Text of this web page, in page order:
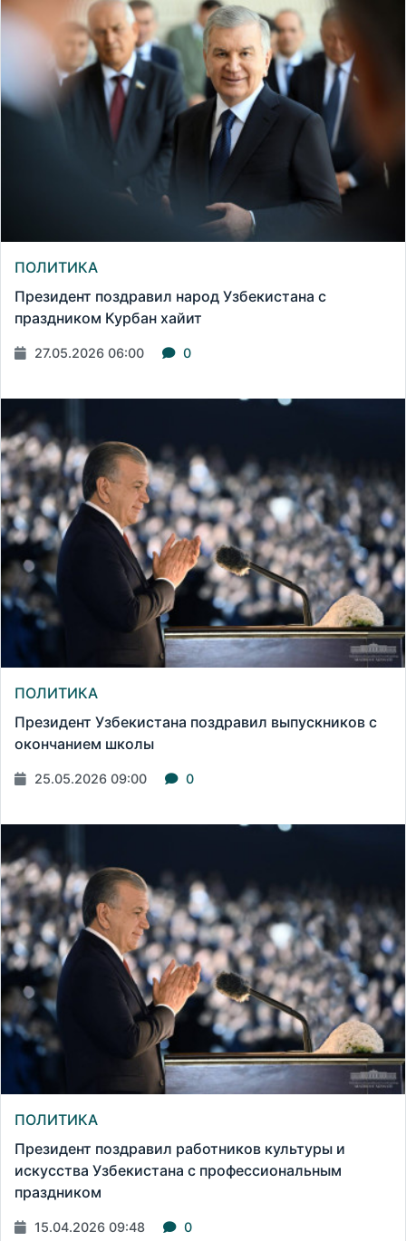
ПОЛИТИКА
Президент поздравил народ Узбекистана с
праздником Курбан хайит
27.05.2026 06:00 0
ПОЛИТИКА
Президент Узбекистана поздравил выпускников с
окончанием школы
25.05.2026 09:00 0
ПОЛИТИКА
Президент поздравил работников культуры и
искусства Узбекистана с профессиональным
праздником
15.04.2026 09:48 0